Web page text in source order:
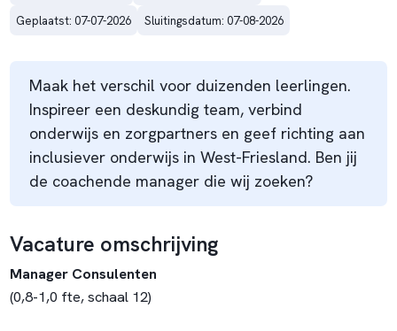
Geplaatst: 07-07-2026
Sluitingsdatum: 07-08-2026
Maak het verschil voor duizenden leerlingen.
Inspireer een deskundig team, verbind
onderwijs en zorgpartners en geef richting aan
inclusiever onderwijs in West-Friesland. Ben jij
de coachende manager die wij zoeken?
Vacature omschrijving
Manager Consulenten
(0,8-1,0 fte, schaal 12)